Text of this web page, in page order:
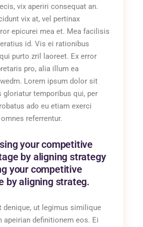
vix aperiri consequat an.
vix at, vel pertinax
epicurei mea et. Mea facilisis
id. Vis ei rationibus
purto zril laoreet. Ex error
pro, alia illum ea
Lorem ipsum dolor sit
gloriatur temporibus qui, per
ado eu etiam exerci
referrentur.
your competitive
by aligning strategy
your competitive
by aligning strateg.
denique, ut legimus similique
apeirian definitionem eos. Ei